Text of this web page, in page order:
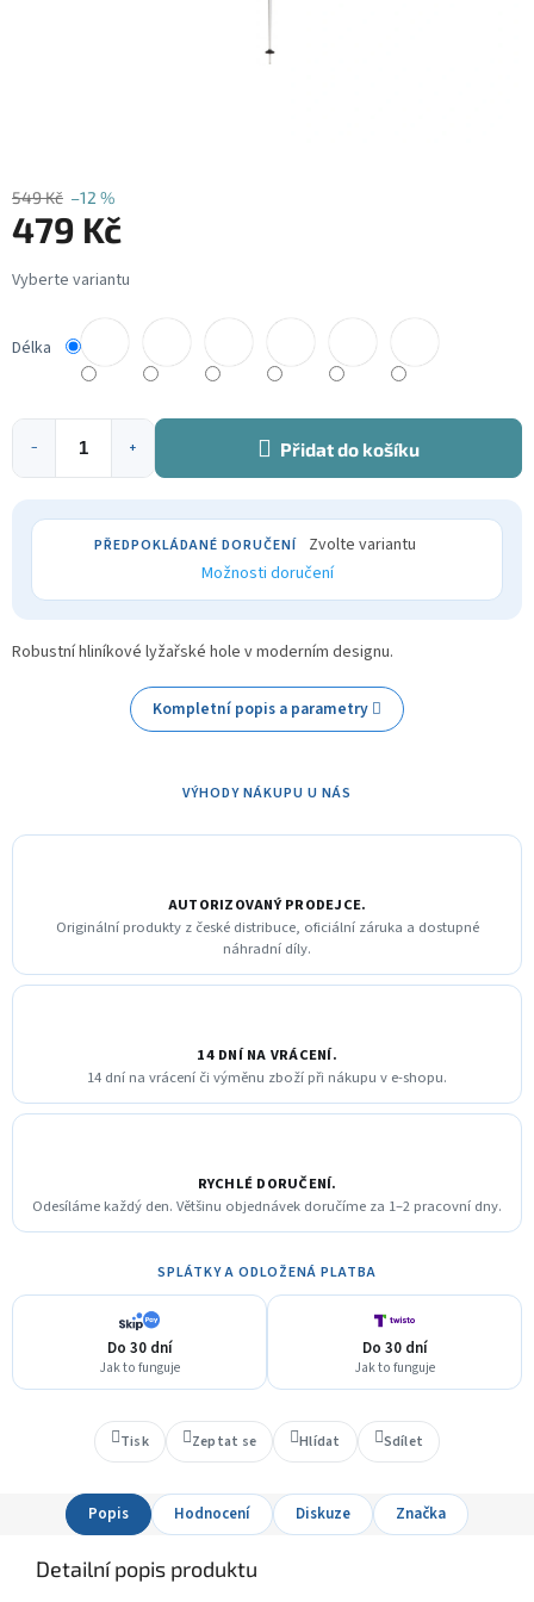
549 Kč –12 %
479 Kč
Měrná
cena:
Délka
+
− Přidat do košíku
Zvolte variantu
Možnosti doručení
Robustní hliníkové lyžařské hole v moderním designu.
Kompletní popis a parametry
VÝHODY NÁKUPU U NÁS
AUTORIZOVANÝ PRODEJCE.
Originální produkty z české distribuce, oficiální záruka a dostupné
náhradní díly.
14 DNÍ NA VRÁCENÍ.
14 dní na vrácení či výměnu zboží při nákupu v e-shopu.
RYCHLÉ DORUČENÍ.
Odesíláme každý den. Většinu objednávek doručíme za 1–2 pracovní dny.
SPLÁTKY A ODLOŽENÁ PLATBA
Do 30 dní
Jak to funguje
Do 30 dní
Jak to funguje
Tisk Zeptat se Hlídat Sdílet
Popis Hodnocení Diskuze Značka
Detailní popis produktu